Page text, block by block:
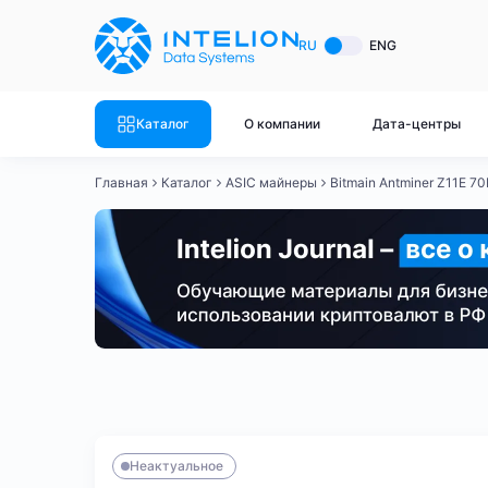
RU ENG
Каталог О компании Дата-центры
ASIC майнеры
Canaan
Innosilicon
Готовый
Готовый
Готовый
Готовый
Готовый
Главная Каталог ASIC майнеры Bitmain Antminer Z11E
Неактуальное